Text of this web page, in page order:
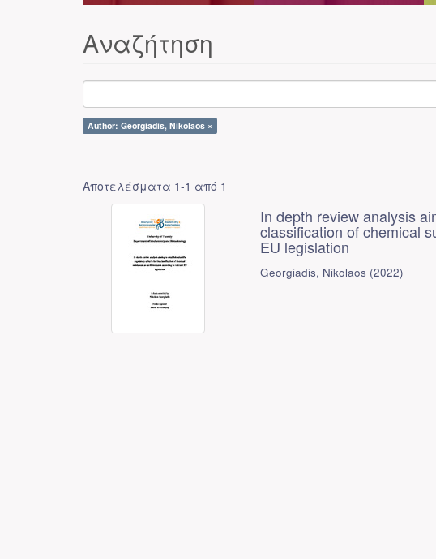
Αναζήτηση
Author: Georgiadis, Nikolaos ×
Αποτελέσματα 1-1 από 1
In depth review analysis
classification of chemical
EU legislation
Georgiadis, Nikolaos (2022)